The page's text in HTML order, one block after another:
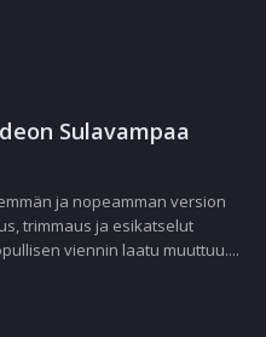
Sulavampaa
ja nopeamman version
trimmaus ja esikatselut
viennin laatu muuttuu....